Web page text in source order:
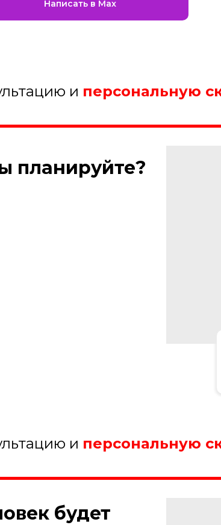
Написать в Max
и персональную
планируйте?
и персональную
будет